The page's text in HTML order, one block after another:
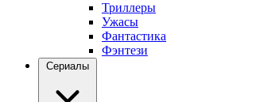
Триллеры
Ужасы
Фантастика
Фэнтези
Сериалы